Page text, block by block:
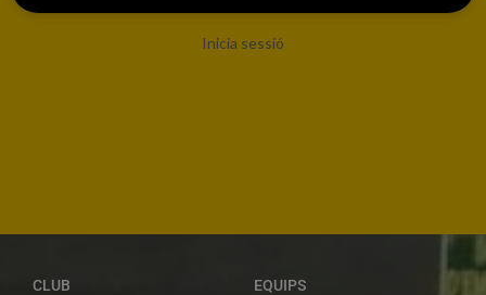
Inicia sessió
CLUB EQUIPS